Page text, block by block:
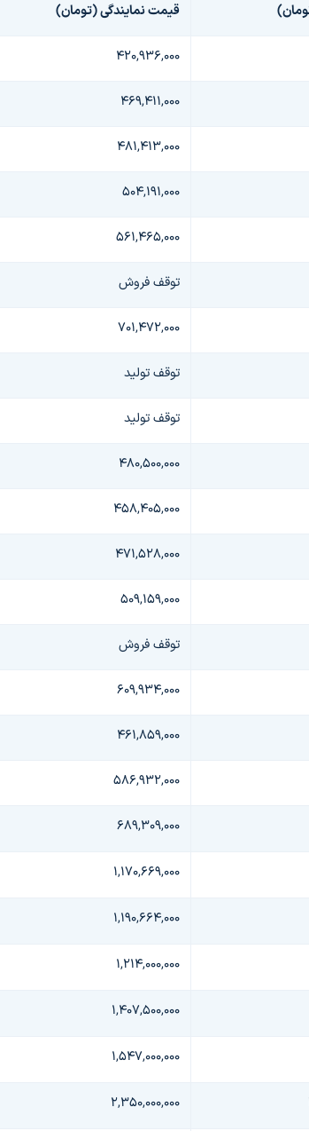
قیمت نمایندگی (تومان)
۴۲۰,۹۳۶,۰۰۰
۴۶۹,۴۱۱,۰۰۰
۴۸۱,۴۱۳,۰۰۰
۵۰۴,۱۹۱,۰۰۰
۵۶۱,۴۶۵,۰۰۰
توقف فروش
۷۰۱,۴۷۲,۰۰۰
توقف تولید
توقف تولید
۴۸۰,۵۰۰,۰۰۰
۴۵۸,۴۰۵,۰۰۰
۴۷۱,۵۲۸,۰۰۰
۵۰۹,۱۵۹,۰۰۰
توقف فروش
۶۰۹,۹۳۴,۰۰۰
۴۶۱,۸۵۹,۰۰۰
۵۸۶,۹۳۲,۰۰۰
۶۸۹,۳۰۹,۰۰۰
۱,۱۷۰,۶۶۹,۰۰۰
۱,۱۹۰,۶۶۴,۰۰۰
۱,۲۱۴,۰۰۰,۰۰۰
۱,۴۰۷,۵۰۰,۰۰۰
۱,۵۴۷,۰۰۰,۰۰۰
۲,۳۵۰,۰۰۰,۰۰۰